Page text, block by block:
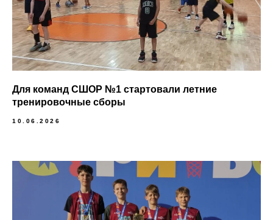
Для команд СШОР №1 стартовали летние
тренировочные сборы
10.06.2026